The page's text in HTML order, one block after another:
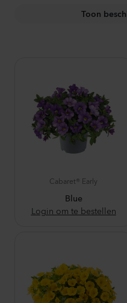
Toon
Cabaret® Early
Blue
Login om te bestellen